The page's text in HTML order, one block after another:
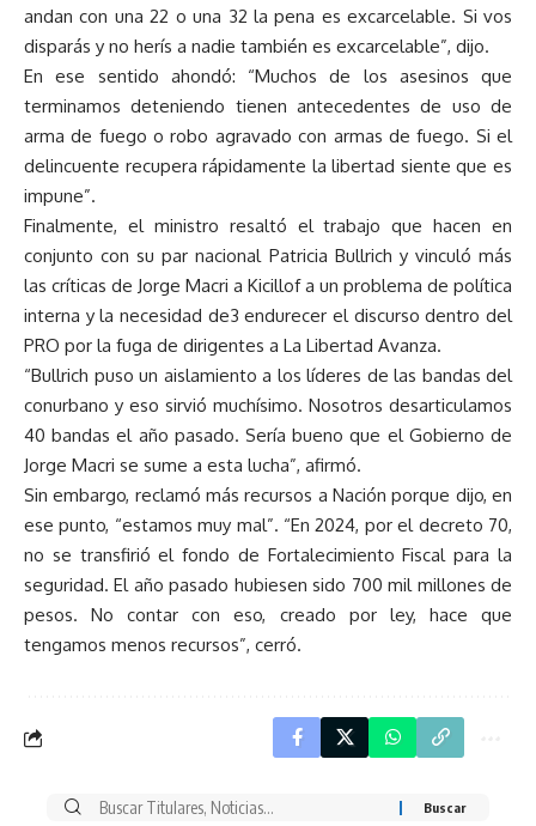
andan con una 22 o una 32 la pena es excarcelable. Si vos
disparás y no herís a nadie también es excarcelable”, dijo.
En ese sentido ahondó: “Muchos de los asesinos que
terminamos deteniendo tienen antecedentes de uso de
arma de fuego o robo agravado con armas de fuego. Si el
delincuente recupera rápidamente la libertad siente que es
impune”.
Finalmente, el ministro resaltó el trabajo que hacen en
conjunto con su par nacional Patricia Bullrich y vinculó más
las críticas de Jorge Macri a Kicillof a un problema de política
interna y la necesidad de3 endurecer el discurso dentro del
PRO por la fuga de dirigentes a La Libertad Avanza.
“Bullrich puso un aislamiento a los líderes de las bandas del
conurbano y eso sirvió muchísimo. Nosotros desarticulamos
40 bandas el año pasado. Sería bueno que el Gobierno de
Jorge Macri se sume a esta lucha”, afirmó.
Sin embargo, reclamó más recursos a Nación porque dijo, en
ese punto, “estamos muy mal”. “En 2024, por el decreto 70,
no se transfirió el fondo de Fortalecimiento Fiscal para la
seguridad. El año pasado hubiesen sido 700 mil millones de
pesos. No contar con eso, creado por ley, hace que
tengamos menos recursos”, cerró.
Buscar